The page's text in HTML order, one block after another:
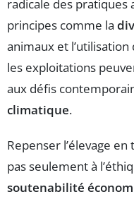
radicale des pratiques
principes comme la
animaux et
les exploitations
aux défis
climatique.
Repenser l’élevage
pas seulement à
soutenabilité